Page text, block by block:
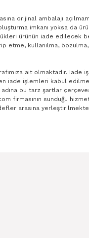
orijinal ambalajı
imkanı yoksa da
ürünün iade
etme, kullanılma,
ait olmaktadır. Iade
işlemleri kabul
bu tarz şartlar
firmasının sunduğu
arasına